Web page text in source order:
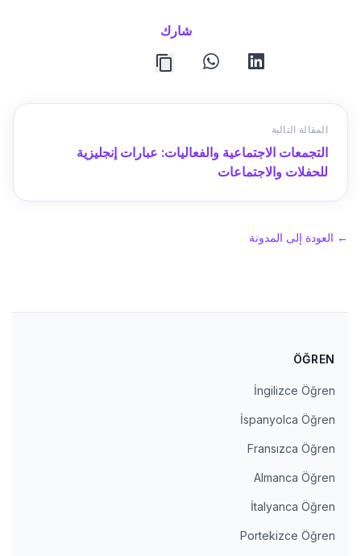
شارك
linkedin
whatsapp
المقالة التالية
التجمعات الاجتماعية والفعاليات: عبارات إنجليزية
للحفلات والاجتماعات
← العودة إلى المدونة
ÖĞREN
İngilizce Öğren
İspanyolca Öğren
Fransızca Öğren
Almanca Öğren
İtalyanca Öğren
Portekizce Öğren